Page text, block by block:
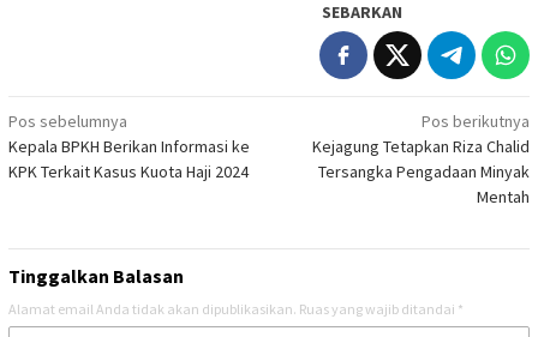
SEBARKAN
Navigasi
pos
Pos sebelumnya
Kepala BPKH Berikan Informasi ke
KPK Terkait Kasus Kuota Haji 2024
Pos berikutnya
Kejagung Tetapkan Riza Chalid
Tersangka Pengadaan Minyak
Mentah
Tinggalkan Balasan
Alamat email Anda tidak akan dipublikasikan. Ruas yang wajib ditandai *